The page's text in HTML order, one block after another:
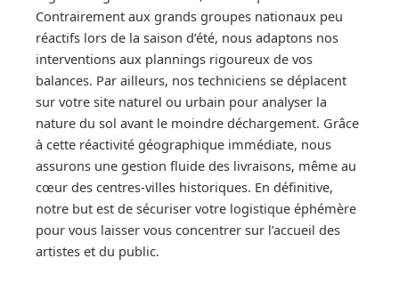
Contrairement aux grands groupes nationaux peu
réactifs lors de la saison d’été, nous adaptons nos
interventions aux plannings rigoureux de vos
balances. Par ailleurs, nos techniciens se déplacent
sur votre site naturel ou urbain pour analyser la
nature du sol avant le moindre déchargement. Grâce
à cette réactivité géographique immédiate, nous
assurons une gestion fluide des livraisons, même au
cœur des centres-villes historiques. En définitive,
notre but est de sécuriser votre logistique éphémère
pour vous laisser vous concentrer sur l’accueil des
artistes et du public.